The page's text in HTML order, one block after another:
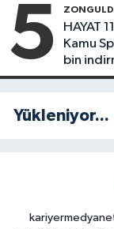
5
HAYAT
Kamu
bin
Yükleniyor...